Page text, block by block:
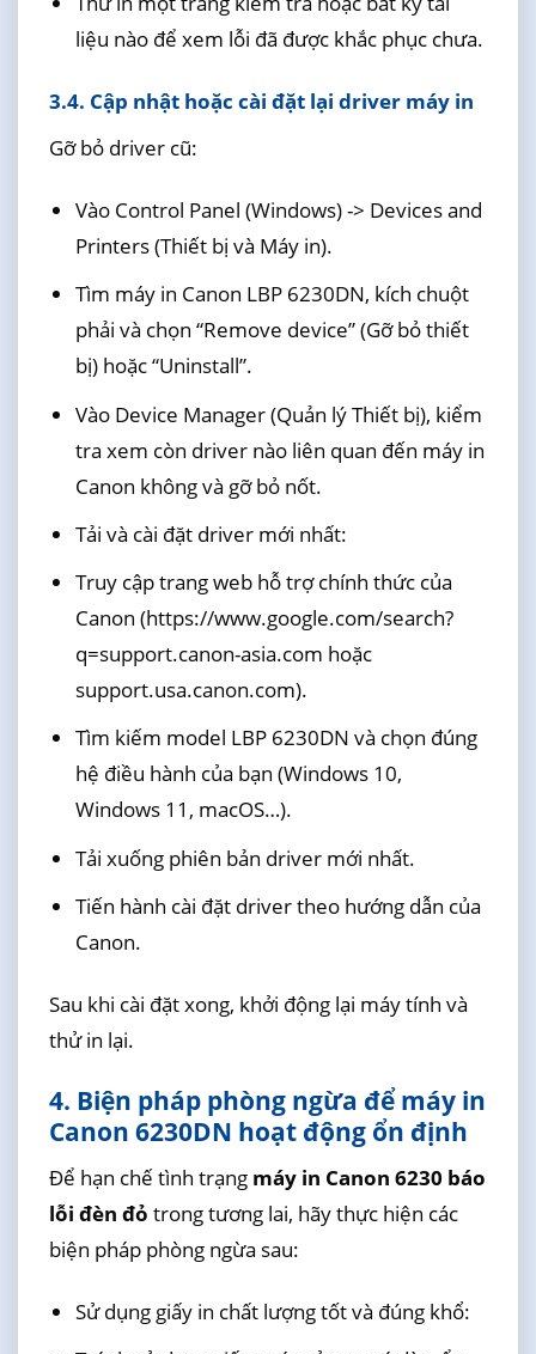
liệu nào để xem lỗi đã được khắc phục chưa.
3.4. Cập nhật hoặc cài đặt lại driver máy in
Gỡ bỏ driver cũ:
Vào Control Panel (Windows) -> Devices and
Printers (Thiết bị và Máy in).
Tìm máy in Canon LBP 6230DN, kích chuột
phải và chọn “Remove device” (Gỡ bỏ thiết
bị) hoặc “Uninstall”.
Vào Device Manager (Quản lý Thiết bị), kiểm
tra xem còn driver nào liên quan đến máy in
Canon không và gỡ bỏ nốt.
Tải và cài đặt driver mới nhất:
Truy cập trang web hỗ trợ chính thức của
Canon (https://www.google.com/search?
q=support.canon-asia.com hoặc
support.usa.canon.com).
Tìm kiếm model LBP 6230DN và chọn đúng
hệ điều hành của bạn (Windows 10,
Windows 11, macOS…).
Tải xuống phiên bản driver mới nhất.
Tiến hành cài đặt driver theo hướng dẫn của
Canon.
Sau khi cài đặt xong, khởi động lại máy tính và
thử in lại.
4. Biện pháp phòng ngừa để máy in
Canon 6230DN hoạt động ổn định
Để hạn chế tình trạng máy in Canon 6230 báo
lỗi đèn đỏ trong tương lai, hãy thực hiện các
biện pháp phòng ngừa sau:
Sử dụng giấy in chất lượng tốt và đúng khổ: